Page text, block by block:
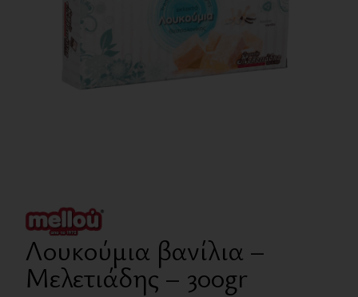
Λουκούμια βανίλια –
Μελετιάδης – 300gr